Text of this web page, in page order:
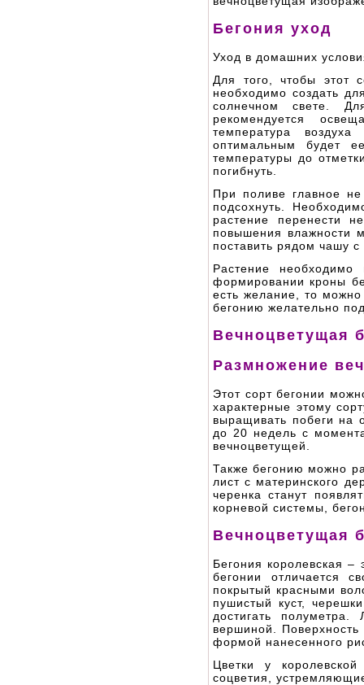
Бегония уход
Уход в домашних
Для того, чтобы этот
необходимо создать
солнечном свете.
рекомендуется
температура
оптимальным будет
температуры до
погибнуть.
При поливе главное
подсохнуть.
растение перенести
повышения влажности
поставить рядом чашу с
Растение
формировании кроны
есть желание, то
бегонию желательно
Вечноцветущая
Размножение
Этот сорт бегонии
характерные этому
выращивать побеги на
до 20 недель с
вечноцветущей.
Также бегонию можно
лист с материнского
черенка станут
корневой системы,
Вечноцветущая
Бегония королевская
бегонии отличается
покрытый красными
пушистый куст,
достигать
вершиной.
формой нанесенного
Цветки у
соцветия,